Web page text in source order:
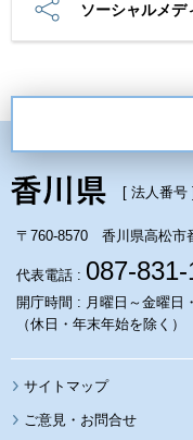
ソーシャルメデ
[ 法人番号
〒760-8570 香川県高松市
代表電話 : 087-
開庁時間 : 月曜日～金曜日
（休日・年末年始を除く）
サイトマップ